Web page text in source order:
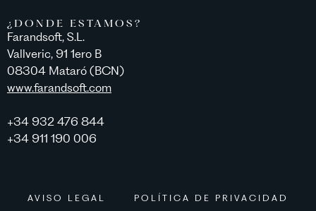
¿DONDE ESTAMOS?
Farandsoft, S.L.
Vallveric, 91 1ero B
08304 Mataró (BCN)
www.farandsoft.com
+34 932 476 844
+34 911 190 006
AVISO LEGAL POLÍTICA DE PRIVACIDAD